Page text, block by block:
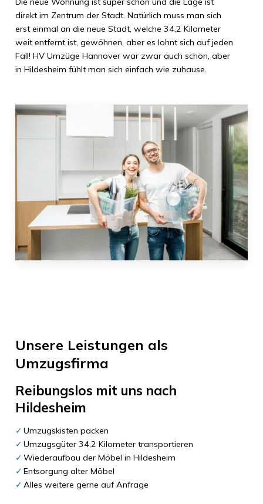
direkt im Zentrum der Stadt. Natürlich muss man sich
erst einmal an die neue Stadt, welche 34,2 Kilometer
weit entfernt ist, gewöhnen, aber es lohnt sich auf jeden
Fall! HV Umzüge Hannoverwar zwar auch schön, aber
in Hildesheim fühlt man sich einfach wie zuhause.
Unsere Leistungen als
Umzugsfirma
Reibungslos mit uns nach
Hildesheim
Umzugskisten packen
Umzugsgüter 34,2 Kilometer transportieren
Wiederaufbau der Möbel in Hildesheim
Entsorgung alter Möbel
Alles weitere gerne auf Anfrage